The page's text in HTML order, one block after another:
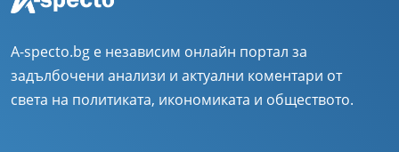
A-specto.bg е независим онлайн портал за
задълбочени анализи и актуални коментари от
света на политиката, икономиката и обществото.